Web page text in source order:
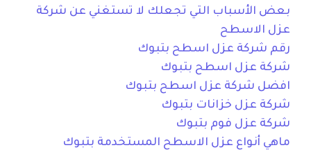
بعض الأسباب التي تجعلك لا تستغني عن شركة
عزل الاسطح
رقم شركة عزل اسطح بتبوك
شركة عزل اسطح بتبوك
افضل شركة عزل اسطح بتبوك
شركة عزل خزانات بتبوك
شركة عزل فوم بتبوك
ماهي أنواع عزل الاسطح المستخدمة بتبوك